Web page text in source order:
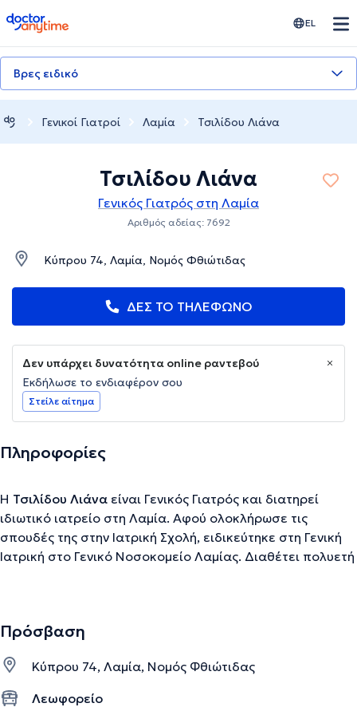
doctoranytime EL
Βρες ειδικό
Γενικοί Γιατροί Λαμία Τσιλίδου Λιάνα
Τσιλίδου Λιάνα
Γενικός Γιατρός στη Λαμία
Αριθμός αδείας: 7692
Κύπρου 74, Λαμία, Νομός Φθιώτιδας
ΔΕΣ ΤΟ ΤΗΛΕΦΩΝΟ
Δεν υπάρχει δυνατότητα online ραντεβού
Εκδήλωσε το ενδιαφέρον σου
Στείλε αίτημα
Πληροφορίες
Η Τσιλίδου Λιάνα είναι Γενικός Γιατρός και διατηρεί
ιδιωτικό ιατρείο στη Λαμία. Αφού ολοκλήρωσε τις
σπουδές της στην Ιατρική Σχολή, ειδικεύτηκε στη Γενική
Ιατρική στο Γενικό Νοσοκομείο Λαμίας. Διαθέτει πολυετή
σύστημα υγείας. Πιο αναλυτικά στο ιατρείο ασχολείται
περιστατικών υγείας ή παρακολούθηση και αντιμετώπιση
χρόνιων νοσημάτων που αφορούν όλη την οικογένεια, την
αντιμετώπιση τραυματισμών - χειρουργικών και
Πρόσβαση
Κύπρου 74, Λαμία, Νομός Φθιώτιδας
Λεωφορείο